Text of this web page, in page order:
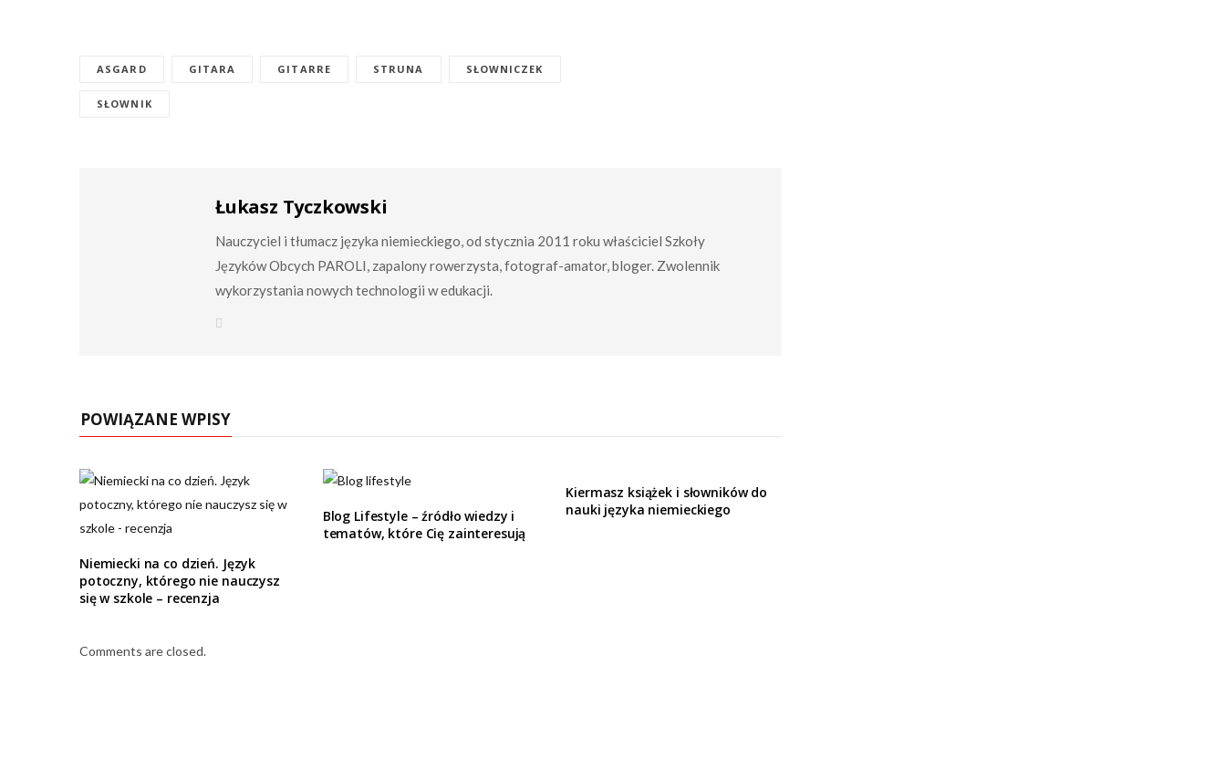
ASGARD GITARA GITARRE STRUNA SŁOWNICZEK
SŁOWNIK
Łukasz Tyczkowski
Nauczyciel i tłumacz języka niemieckiego, od stycznia 2011 roku właściciel Szkoły
Języków Obcych PAROLI, zapalony rowerzysta, fotograf-amator, bloger. Zwolennik
wykorzystania nowych technologii w edukacji.
POWIĄZANE WPISY
Niemiecki na co dzień. Język
potoczny, którego nie nauczysz
się w szkole – recenzja
Blog Lifestyle – źródło wiedzy i
tematów, które Cię zainteresują
Kiermasz książek i słowników do
nauki języka niemieckiego
Comments are closed.